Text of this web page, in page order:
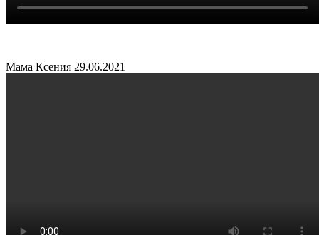
Мама Ксения 29.06.2021